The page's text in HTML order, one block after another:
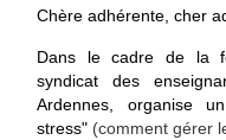
Chère adhérente, cher
Dans le cadre de la
syndicat des
Ardennes, organise
stress" (comment gérer